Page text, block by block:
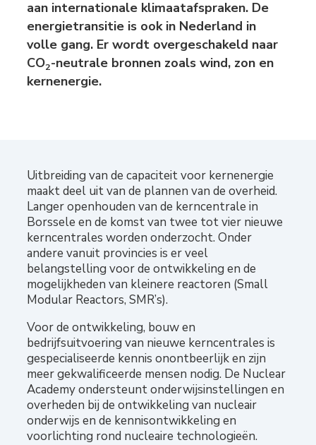
aan internationale klimaatafspraken. De
energietransitie is ook in Nederland in
volle gang. Er wordt overgeschakeld naar
CO2-neutrale bronnen zoals wind, zon en
kernenergie.
Uitbreiding van de capaciteit voor kernenergie
maakt deel uit van de plannen van de overheid.
Langer openhouden van de kerncentrale in
Borssele en de komst van twee tot vier nieuwe
kerncentrales worden onderzocht. Onder
andere vanuit provincies is er veel
belangstelling voor de ontwikkeling en de
mogelijkheden van kleinere reactoren (Small
Modular Reactors, SMR’s).
Voor de ontwikkeling, bouw en
bedrijfsuitvoering van nieuwe kerncentrales is
gespecialiseerde kennis onontbeerlijk en zijn
meer gekwalificeerde mensen nodig. De Nuclear
Academy ondersteunt onderwijsinstellingen en
overheden bij de ontwikkeling van nucleair
onderwijs en de kennisontwikkeling en
voorlichting rond nucleaire technologieën.